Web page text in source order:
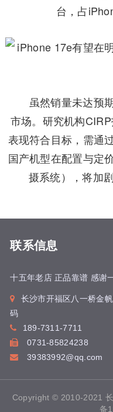
台，占
虽然销量未达预
市场。研究机构
表现符合目标，需通
国产机型在配置与定
摄系统），将加
联系信息
十五年老店 正品靠谱 感谢
长沙市开福区八一桥金
码
189-7311-7711
0731-85824238
39383992@qq.com
Copyright © 2010-2021
备